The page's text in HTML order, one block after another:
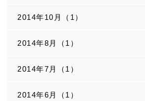
2014年10月（1）
2014年8月（1）
2014年7月（1）
2014年6月（1）